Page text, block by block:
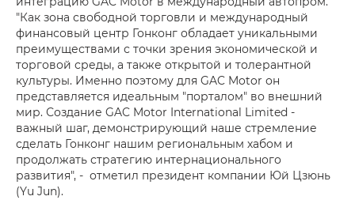
"Как зона свободной торговли и международный
финансовый центр Гонконг обладает уникальными
преимуществами с точки зрения экономической и
торговой среды, а также открытой и толерантной
культуры. Именно поэтому для GAC Motor он
представляется идеальным "порталом" во внешний
мир. Создание GAC Motor International Limited -
важный шаг, демонстрирующий наше стремление
сделать Гонконг нашим региональным хабом и
продолжать стратегию интернационального
развития", - отметил президент компании Юй Цзюнь
(Yu Jun).